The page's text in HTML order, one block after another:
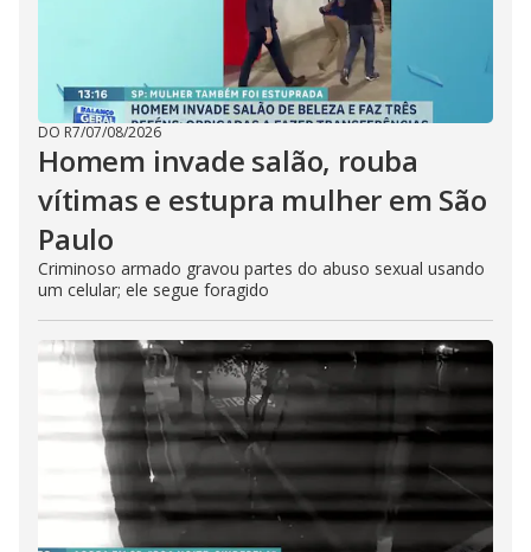
DO R7/07/08/2026
Homem invade salão, rouba
vítimas e estupra mulher em São
Paulo
Criminoso armado gravou partes do abuso sexual usando
um celular; ele segue foragido